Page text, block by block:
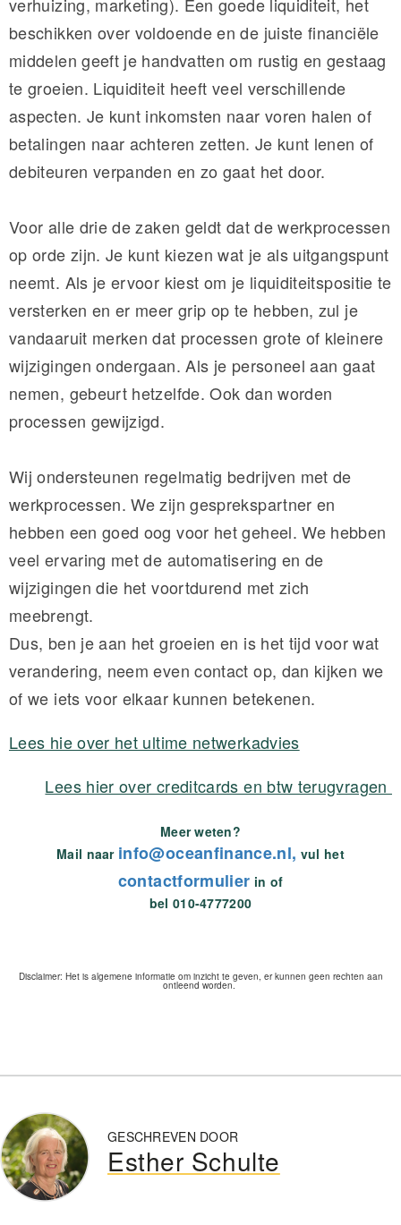
beschikken over voldoende en de juiste financiële
middelen geeft je handvatten om rustig en gestaag
te groeien. Liquiditeit heeft veel verschillende
aspecten. Je kunt inkomsten naar voren halen of
betalingen naar achteren zetten. Je kunt lenen of
debiteuren verpanden en zo gaat het door.
Voor alle drie de zaken geldt dat de werkprocessen
op orde zijn. Je kunt kiezen wat je als uitgangspunt
neemt. Als je ervoor kiest om je liquiditeitspositie te
versterken en er meer grip op te hebben, zul je
vandaaruit merken dat processen grote of kleinere
wijzigingen ondergaan. Als je personeel aan gaat
nemen, gebeurt hetzelfde. Ook dan worden
processen gewijzigd.
Wij ondersteunen regelmatig bedrijven met de
werkprocessen. We zijn gesprekspartner en
hebben een goed oog voor het geheel. We hebben
veel ervaring met de automatisering en de
wijzigingen die het voortdurend met zich
meebrengt.
Dus, ben je aan het groeien en is het tijd voor wat
verandering, neem even contact op, dan kijken we
of we iets voor elkaar kunnen betekenen.
Lees hie over het ultime netwerkadvies
Lees hier over creditcards en btw terugvragen
Meer weten?
Mail naar info@oceanfinance.nl, vul het
contactformulier in of
bel 010-4777200
Disclaimer: Het is algemene informatie om inzicht te geven, er kunnen geen rechten aan
ontleend worden.
GESCHREVEN DOOR
Esther Schulte